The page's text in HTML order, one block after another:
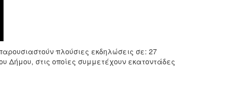
πλούσιες εκδηλώσεις σε: 27
Δήμου, στις οποίες συμμετέχουν εκατοντάδες